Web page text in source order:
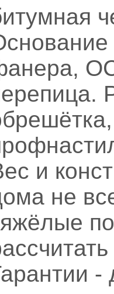
и
не
-